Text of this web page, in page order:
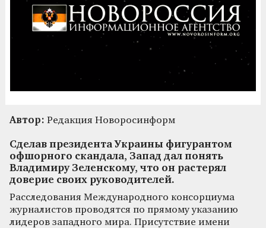
Автор: Редакция Новоросинформ
Сделав президента Украины фигурантом
офшорного скандала, Запад дал понять
Владимиру Зеленскому, что он растерял
доверие своих руководителей.
Расследования Международного консорциума
журналистов проводятся по прямому указанию
лидеров западного мира. Присутствие имени